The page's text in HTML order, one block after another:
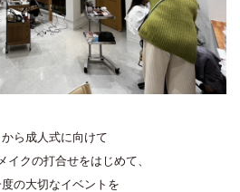
から成人式に向けて
イクの打合せをはじめて、
の大切なイベントを